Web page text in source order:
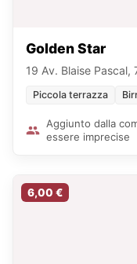
Golden Star
19 Av. Blaise
Piccola terrazza
Aggiunto dalla
essere imprecise
6,00 €